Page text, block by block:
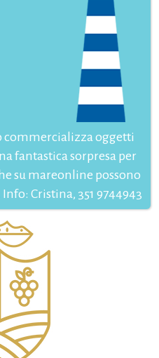
commercializza oggetti
fantastica sorpresa per
su mareonline possono
Cristina, 351 9744943